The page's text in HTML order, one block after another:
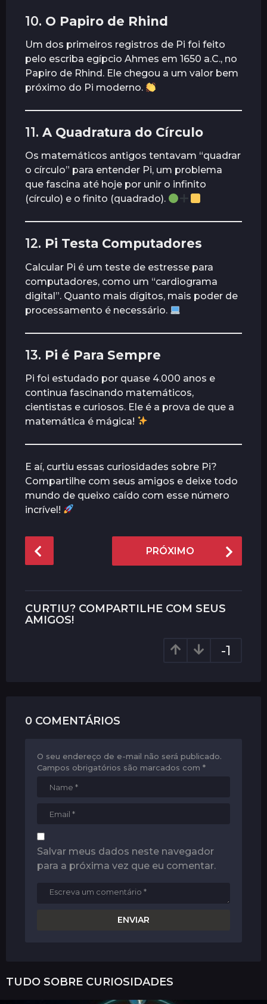
10. O Papiro de Rhind
Um dos primeiros registros de Pi foi feito
pelo escriba egípcio Ahmes em 1650 a.C., no
Papiro de Rhind. Ele chegou a um valor bem
próximo do Pi moderno.
11. A Quadratura do Círculo
Os matemáticos antigos tentavam “quadrar
o círculo” para entender Pi, um problema
que fascina até hoje por unir o infinito
(círculo) e o finito (quadrado).
12. Pi Testa Computadores
Calcular Pi é um teste de estresse para
computadores, como um “cardiograma
digital”. Quanto mais dígitos, mais poder de
processamento é necessário.
13. Pi é Para Sempre
Pi foi estudado por quase 4.000 anos e
continua fascinando matemáticos,
cientistas e curiosos. Ele é a prova de que a
matemática é mágica!
E aí, curtiu essas curiosidades sobre Pi?
Compartilhe com seus amigos e deixe todo
mundo de queixo caído com esse número
incrível!
o
P
a
i
o
PRÓXIMO
CURTIU? COMPARTILHE COM SEUS
AMIGOS!
-1
0 COMENTÁRIOS
O seu endereço de e-mail não será publicado.
Campos obrigatórios são marcados com *
Salvar meus dados neste navegador
para a próxima vez que eu comentar.
TUDO SOBRE CURIOSIDADES